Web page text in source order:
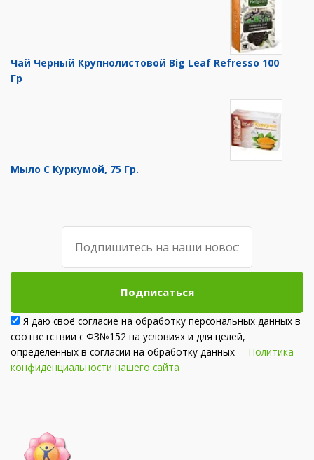
Чай Черный Крупнолистовой Big Leaf Refresso 100
Гр
Мыло С Куркумой, 75 Гр.
Подписаться
Я даю своё согласие на обработку персональных данных в
соответствии с ФЗ№152 на условиях и для целей,
определённых в согласии на обработку данных Политика
конфиденциальности нашего сайта